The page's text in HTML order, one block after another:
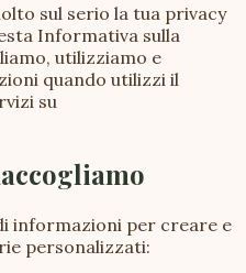
sul serio la tua privacy
Informativa sulla
utilizziamo e
quando utilizzi il
su
informazioni per creare e
personalizzati: